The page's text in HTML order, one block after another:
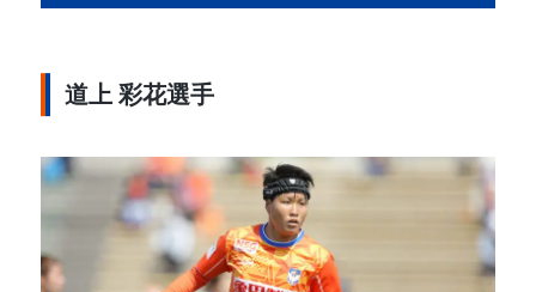
道上 彩花選手